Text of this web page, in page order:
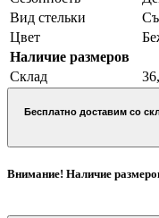
Вид стельки
Цвет
Наличие размеров
Склад
Бесплатно доставим со склада в
Внимание! Наличие